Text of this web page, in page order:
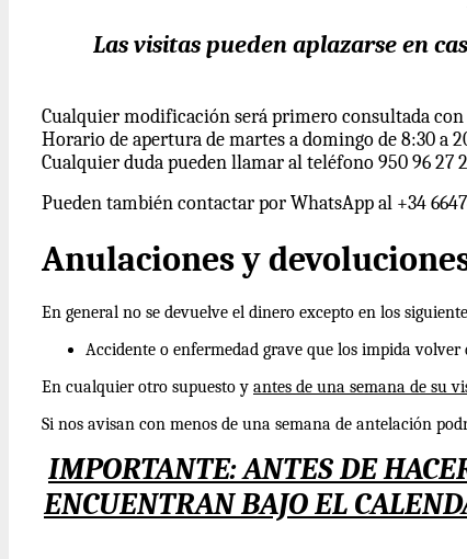
Las visitas pueden aplazarse en
Cualquier modificación será primero consultada
Horario de apertura de martes a domingo de 8:30 a
Cualquier duda pueden llamar al teléfono 950 96
Pueden también contactar por WhatsApp al +34
Anulaciones y
En general no se devuelve el dinero excepto en los
Accidente o enfermedad grave que los impida
En cualquier otro supuesto y antes de una semana de su
Si nos avisan con menos de una semana de antelación
IMPORTANTE: ANTES DE
ENCUENTRAN BAJO EL